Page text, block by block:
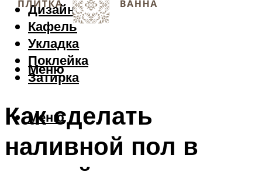
Дизайн
Кафель
Укладка
Поклейка
Затирка
Меню
Меню
Как сделать
наливной пол в